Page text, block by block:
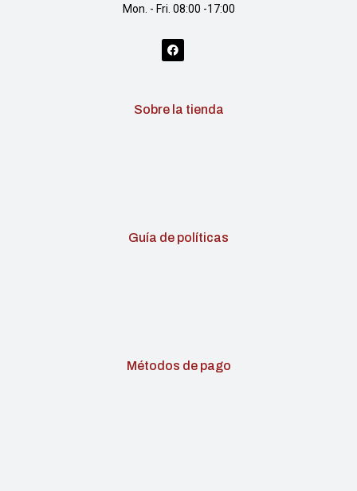
Mon. - Fri. 08:00 -17:00
Sobre la tienda
Guía de políticas
Métodos de pago